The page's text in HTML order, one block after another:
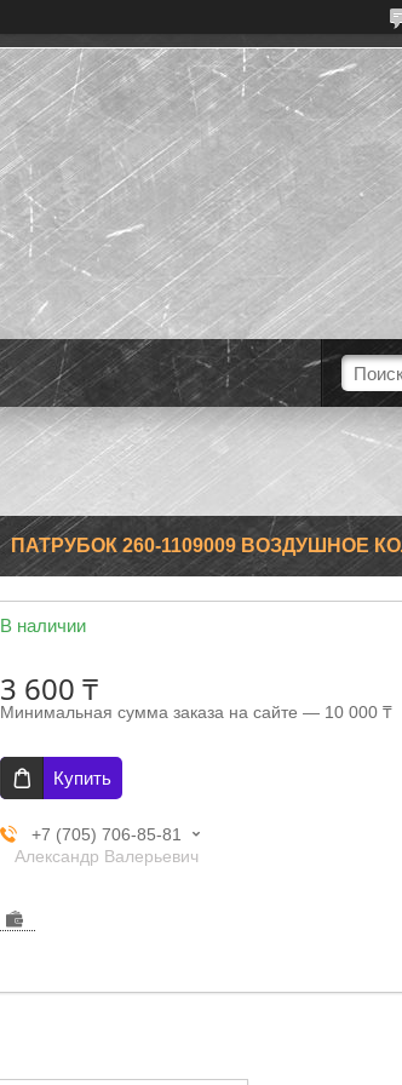
ПАТРУБОК 260-1109009 ВОЗДУШНОЕ
В наличии
3 600 ₸
Минимальная сумма заказа на сайте — 10 000 ₸
Купить
+7 (705) 706-85-81
Александр Валерьевич